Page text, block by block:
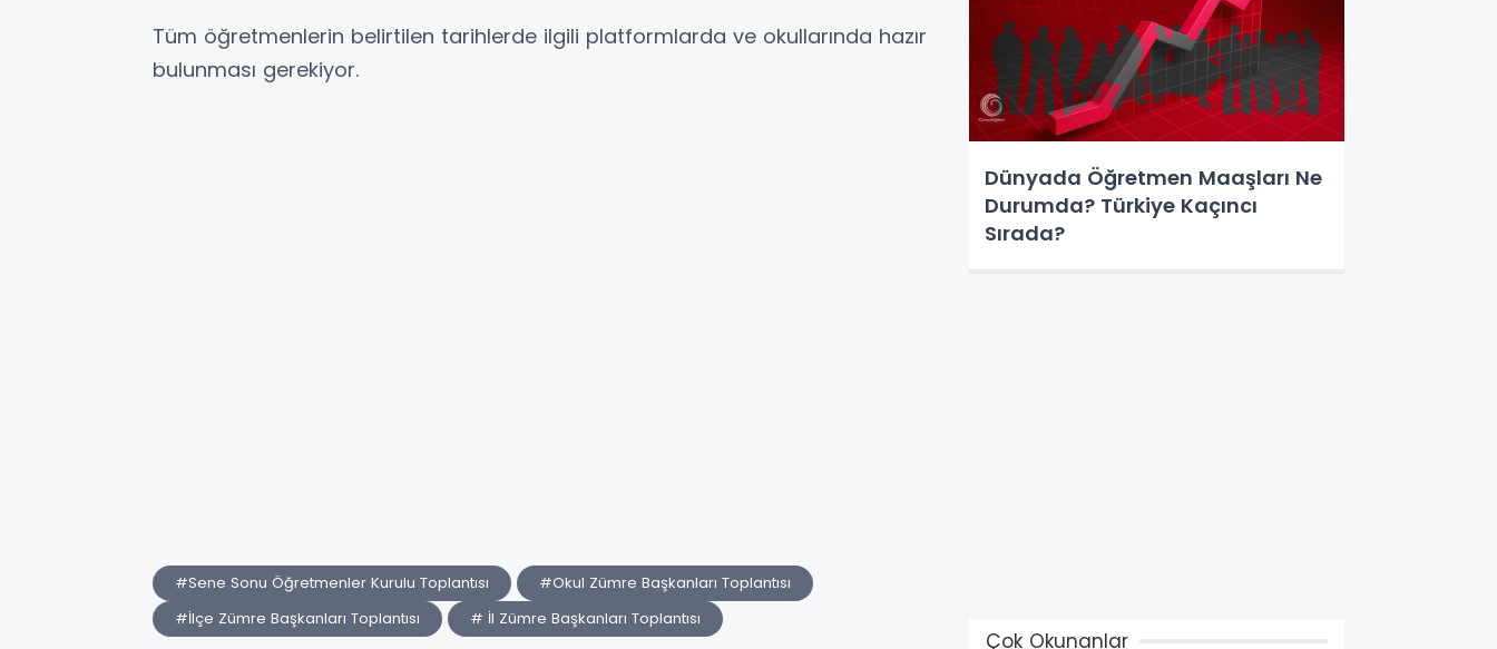
Tüm öğretmenlerin belirtilen tarihlerde ilgili platformlarda ve okullarında hazır
bulunması gerekiyor.
#Sene Sonu Öğretmenler Kurulu Toplantısı
#Okul Zümre Başkanları Toplantısı
#İlçe Zümre Başkanları Toplantısı
# İl Zümre Başkanları Toplantısı
Dünyada Öğretmen Maaşları Ne
Durumda? Türkiye Kaçıncı
Sırada?
Çok Okunanlar